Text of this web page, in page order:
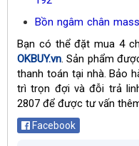
Bồn ngâm chân
Bạn có thể đặt mua 4
OKBUY.vn. Sản phẩm
thanh toán tại nhà. Bảo
trì trọn đợi và đỗi trả
2807 để được tư vấn
Facebook